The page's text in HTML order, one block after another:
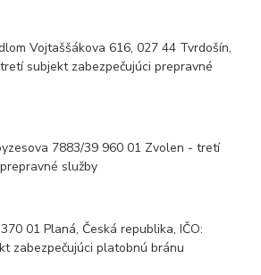
Vojtaššákova 616, 027 44 Tvrdošín,
subjekt zabezpečujúci prepravné
7883/39 960 01 Zvolen - tretí
služby
01 Planá, Česká republika, IČO:
zabezpečujúci platobnú bránu